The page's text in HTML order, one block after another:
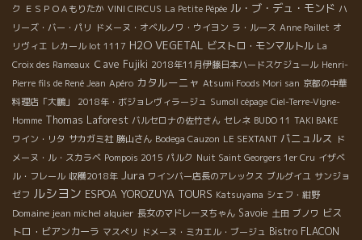
ク ＥＳＰＯＡもりたか VINI CIRCUS La Petite Pépée ル・ブ・デュ・モンド ハ
リーズ・バー・パリ ドメーヌ・オベルノワ・ウイヨン ラ・ルース Anne Paillet オ
リヴィエ レカール lot 1117 H2O VEGETAL ビストロ・モンマルトル La
Croix des Rameaux Ｃave Fujiki 2018年11月伊藤日本ハードスケジュール Henri-
Pierre fils de René Jean Apéro カタルーニャ Atsumi Foods Mori san 京都の中華
料理店「大鵬」
2018年・ボジョレヴィラージュ Sumoll cépage Ciel-Terre-Vigne-
Homme Thomas Laforest バルセロナの佐竹さん セレネ BUDO 11 TAKI BAKE
ワイン・リタ サカガミ社 勝山さん Bodega Cauzon LE SEXTANT バニュルス ド
メーヌ・ル・スカラベ Pompois 2015 パルク Nuit Saint Georgers 1er Cru イザベ
ル・フレール 収穫2018年 Jura ワインバー店長のアレックス ブルグイユ サンジョ
ゼフ ルシヨン ESPOA YOROZUYA TOURS Katsuyama シェフ・紺野
Domaine jean michel alquier 長女のマドレーヌちゃん Savoie 土田 ブノワ ビス
トロ・ビアンカーラ マスぺリ ドメーヌ・ミカエル・ブージュ Bistro FLACON